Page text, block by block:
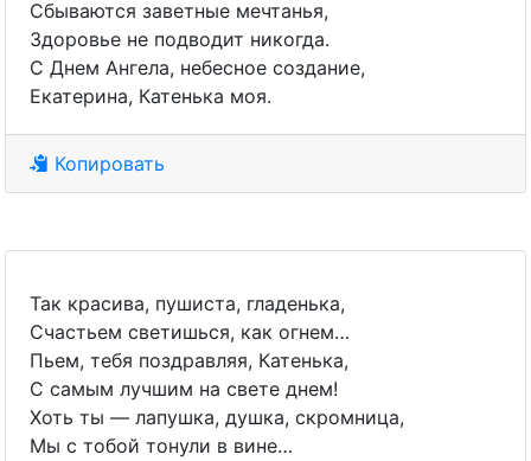
Сбываются заветные мечтанья,
Здоровье не подводит никогда.
С Днем Ангела, небесное создание,
Екатерина, Катенька моя.
Копировать
Так красива, пушиста, гладенька,
Счастьем светишься, как огнем…
Пьем, тебя поздравляя, Катенька,
С самым лучшим на свете днем!
Хоть ты — лапушка, душка, скромница,
Мы с тобой тонули в вине…